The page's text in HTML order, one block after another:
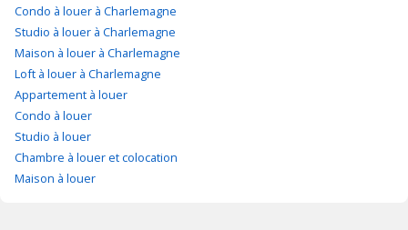
Condo à louer à Charlemagne
Studio à louer à Charlemagne
Maison à louer à Charlemagne
Loft à louer à Charlemagne
Appartement à louer
Condo à louer
Studio à louer
Chambre à louer et colocation
Maison à louer